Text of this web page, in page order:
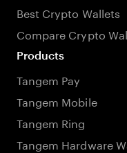
Best Crypto Wallets
Compare Crypto
Products
Tangem Pay
Tangem Mobile
Tangem Ring
Tangem Hardware